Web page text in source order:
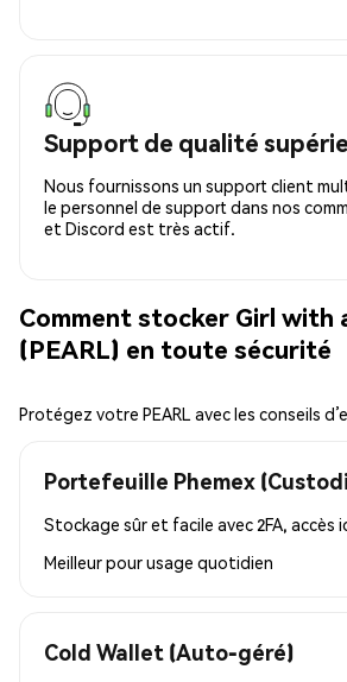
Support de qualité
Nous fournissons un support client
le personnel de support dans nos
et Discord est très actif.
Comment stocker Girl with
(PEARL) en toute sécurité
Protégez votre PEARL avec les conseils
Portefeuille Phemex
Stockage sûr et facile avec 2FA, accès
Meilleur pourusage quotidien
Cold Wallet (Auto-géré)